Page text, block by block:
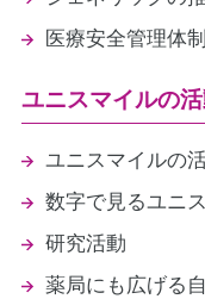
医療安全管理体制
ユニスマイルの
ユニスマイルの
数字で見るユニ
研究活動
薬局にも広げる